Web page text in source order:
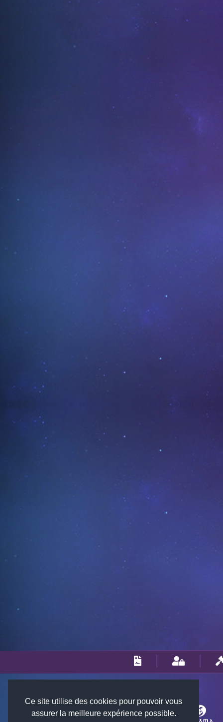
Ce site utilise des cookies pour pouvoir vous
assurer la meilleure expérience possible.